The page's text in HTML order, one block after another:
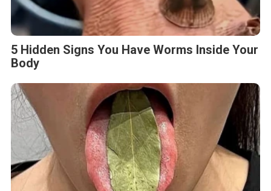
5 Hidden Signs You Have Worms Inside Your
Body